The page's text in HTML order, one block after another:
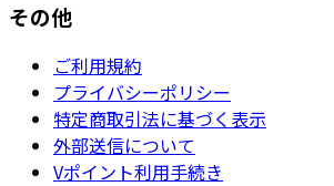
その他
ご利用規約
プライバシーポリシー
特定商取引法に基づく表示
外部送信について
Vポイント利用手続き